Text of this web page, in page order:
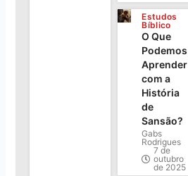
Estudos
Bíblico
O Que
Podemos
Aprender
com a
História
de
Sansão?
Gabs
Rodrigues
7 de
outubro
de 2025